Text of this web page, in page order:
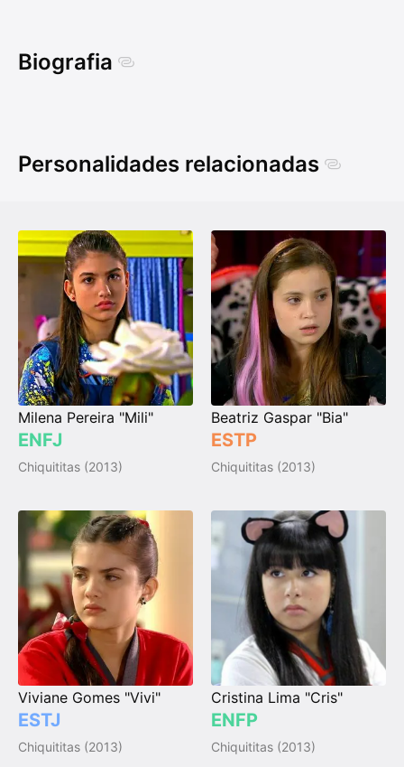
Biografia
Personalidades relacionadas
Milena Pereira "Mili"
ENFJ
Chiquititas (2013)
Beatriz Gaspar "Bia"
ESTP
Chiquititas (2013)
Viviane Gomes "Vivi"
ESTJ
Chiquititas (2013)
Cristina Lima "Cris"
ENFP
Chiquititas (2013)